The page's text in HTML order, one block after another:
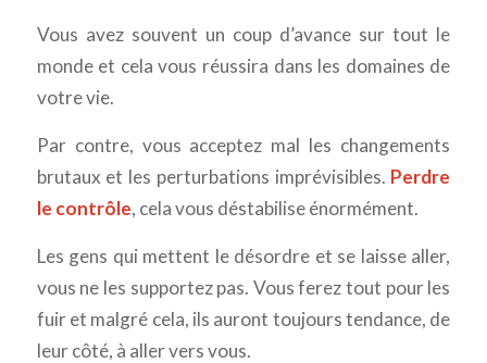
Vous avez souvent un coup d’avance sur tout le
monde et cela vous réussira dans les domaines de
votre vie.
Par contre, vous acceptez mal les changements
brutaux et les perturbations imprévisibles. Perdre
le contrôle, cela vous déstabilise énormément.
Les gens qui mettent le désordre et se laisse aller,
vous ne les supportez pas. Vous ferez tout pour les
fuir et malgré cela, ils auront toujours tendance, de
leur côté, à aller vers vous.